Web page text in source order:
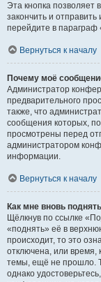
Эта кнопка позволяет
закончить и
перейдите в параграф
Вернуться к началу
Почему моё
Администратор
предварительного
также, что
сообщения которых,
просмотрены перед
администратором
информации.
Вернуться к началу
Как мне вновь
Щёлкнув по ссылке
«поднять» её в
происходит, то это
отключена, или время,
темы, ещё не прошло.
однако